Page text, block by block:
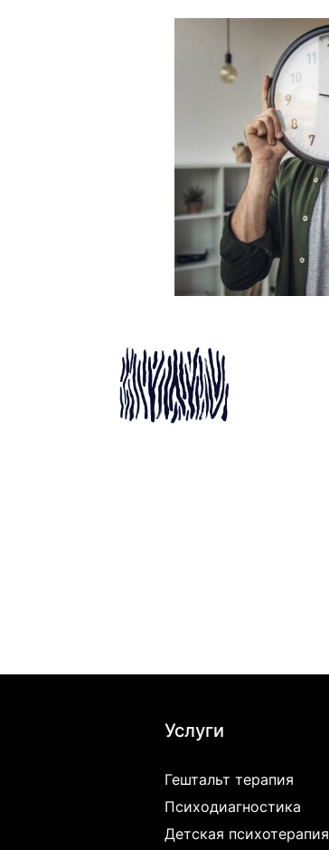
Услуги
Гештальт терапия
Психодиагностика
Детская психотерапия